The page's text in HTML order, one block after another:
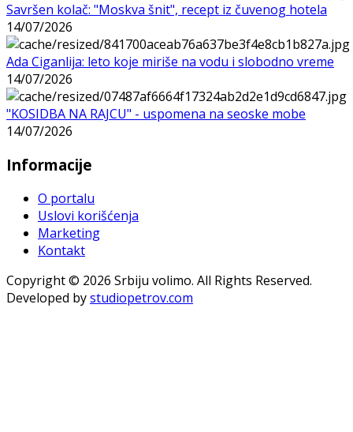
Savršen kolač: "Moskva šnit", recept iz čuvenog hotela
14/07/2026
Ada Ciganlija: leto koje miriše na vodu i slobodno vreme
14/07/2026
"KOSIDBA NA RAJCU" - uspomena na seoske mobe
14/07/2026
Informacije
O portalu
Uslovi korišćenja
Marketing
Kontakt
Copyright © 2026 Srbiju volimo. All Rights Reserved.
Developed bystudiopetrov.com